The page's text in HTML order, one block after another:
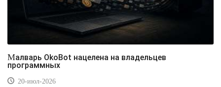
Малварь OkoBot нацелена на владельцев
программных
20-июл-2026